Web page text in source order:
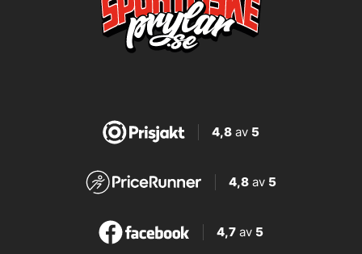
4,8av 5
4,8 av 5
4,7 av 5